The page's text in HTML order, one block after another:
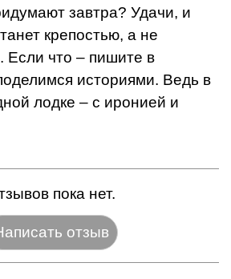
завтра? Удачи, и
крепостью, а не
Если что – пишите в
историями. Ведь в
лодке – с иронией и
пока нет.